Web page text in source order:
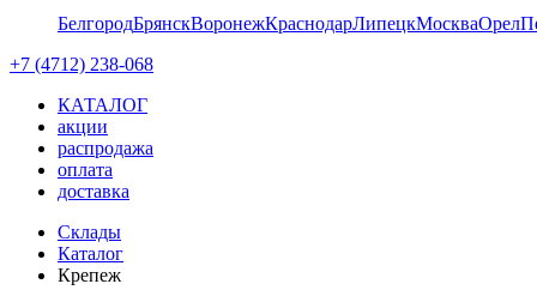
БелгородБрянскВоронежКраснодарЛипецкМоскваОрел
+7 (4712) 238-068
КАТАЛОГ
акции
распродажа
оплата
доставка
Склады
Каталог
Крепеж